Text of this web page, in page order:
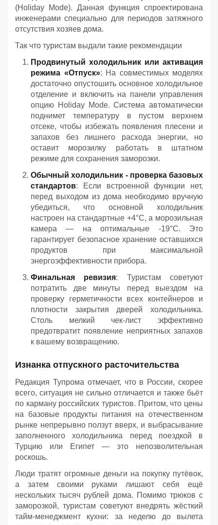
(Holiday Mode). Данная функция спроектирована
инженерами специально для периодов затяжного
отсутствия хозяев дома.
Так что туристам выдали такие рекомендации
Продвинутый холодильник или активация
режима «Отпуск»: На совместимых моделях
достаточно опустошить основное холодильное
отделение и включить на панели управления
опцию Holiday Mode. Система автоматически
поднимет температуру в пустом верхнем
отсеке, чтобы избежать появления плесени и
запахов без лишнего расхода энергии, но
оставит морозилку работать в штатном
режиме для сохранения заморозки.
Обычный холодильник - проверка базовых
стандартов: Если встроенной функции нет,
перед выходом из дома необходимо вручную
убедиться, что основной холодильник
настроен на стандартные +4°C, а морозильная
камера — на оптимальные -19°C. Это
гарантирует безопасное хранение оставшихся
продуктов при максимальной
энергоэффективности прибора.
Финальная ревизия: Туристам советуют
потратить две минуты перед выездом на
проверку герметичности всех контейнеров и
плотности закрытия дверей холодильника.
Столь мелкий чек-лист эффективно
предотвратит появление неприятных запахов
к вашему возвращению.
Изнанка отпускного расточительства
Редакция Тупрома отмечает, что в России, скорее
всего, ситуация не сильно отличается и также бьёт
по карману российских туристов. Притом, что цены
на базовые продукты питания на отечественном
рынке непрерывно ползут вверх, и выбрасывание
заполненного холодильника перед поездкой в
Турцию или Египет — это непозволительная
роскошь.
Люди тратят огромные деньги на покупку путёвок,
а затем своими руками лишают себя ещё
нескольких тысяч рублей дома. Помимо трюков с
заморозкой, туристам советуют внедрять жёсткий
тайм-менеджмент кухни: за неделю до вылета